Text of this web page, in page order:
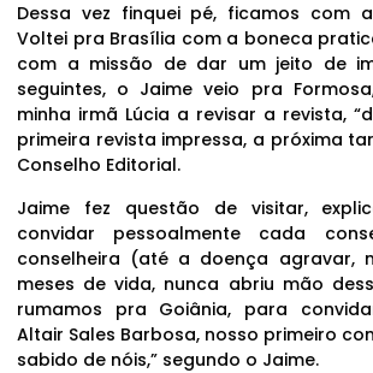
Dessa vez finquei pé, ficamos com
Voltei pra Brasília com a boneca
com a missão de dar um jeito de
seguintes, o Jaime veio pra
minha irmã Lúcia a revisar a revista,
primeira revista impressa, a próxima
Conselho Editorial.
Jaime fez questão de visitar,
convidar pessoalmente cada
conselheira (até a doença agravar,
meses de vida, nunca abriu mão
rumamos pra Goiânia, para
Altair Sales Barbosa, nosso primeiro
sabido de nóis,” segundo o Jaime.